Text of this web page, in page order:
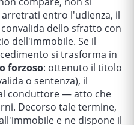
entro l'udienza, il
dello sfratto con
dell'immobile. Se il
si trasforma in
forzoso: ottenuto il titolo
o sentenza), il
conduttore — atto che
Decorso tale termine,
e ne dispone il